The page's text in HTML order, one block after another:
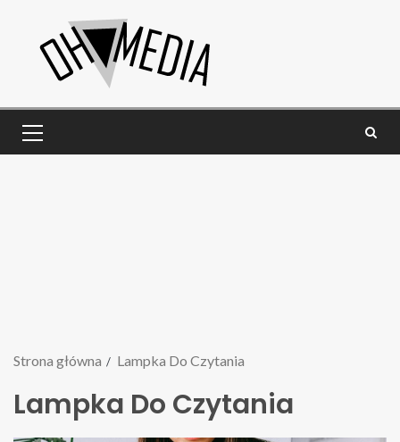
Strona główna Lampka Do Czytania
Lampka Do Czytania